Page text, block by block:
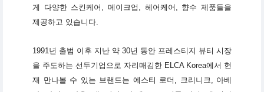
게 다양한 스킨케어, 메이크업, 헤어케어, 향수 제품들을
제공하고 있습니다.
1991년 출범 이후 지난 약 30년 동안 프레스티지 뷰티 시장
을 주도하는 선두기업으로 자리매김한 ELCA Korea에서 현
재 만나볼 수 있는 브랜드는 에스티 로더, 크리니크, 아베